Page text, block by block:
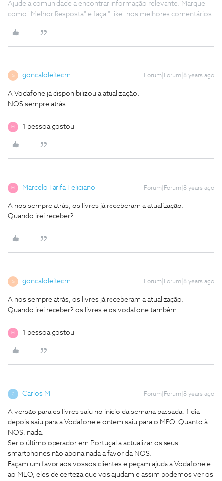
Ajude a comunidade a encontrar informação relevante. Marque
como "Melhor Resposta" e faça "Like" nos melhores comentários.
G goncaloleitecm Forum|Forum|8 years ago
A Vodafone já disponibilizou a atualização.
NOS sempre atrás.
M 1 pessoa gostou
M Marcelo Tarifa Feliciano Forum|Forum|8 years ago
A nos sempre atrás, os livres já receberam a atualização.
Quando irei receber?
G goncaloleitecm Forum|Forum|8 years ago
A nos sempre atrás, os livres já receberam a atualização.
Quando irei receber? os livres e os vodafone também.
M 1 pessoa gostou
C Carlos M Forum|Forum|8 years ago
A versão para os livres saiu no início da semana passada, 1 dia
depois saiu para a Vodafone e ontem saiu para o MEO. Quanto à
NOS, nada.
Ser o último operador em Portugal a actualizar os seus
smartphones não abona nada a favor da NOS.
Façam um favor aos vossos clientes e peçam ajuda a Vodafone e
ao MEO, eles de certeza que vos ajudam e assim podemos ver os